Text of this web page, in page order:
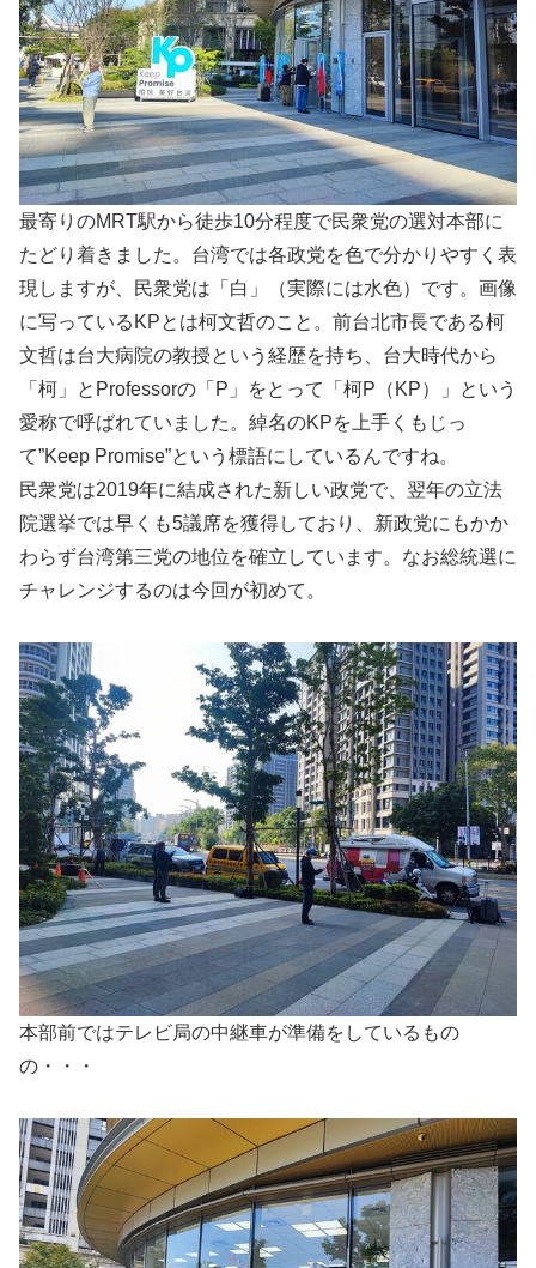
最寄りのMRT駅から徒歩10分程度で民衆党の選対本部に
たどり着きました。台湾では各政党を色で分かりやすく表
現しますが、民衆党は「白」（実際には水色）です。画像
に写っているKPとは柯文哲のこと。前台北市長である柯
文哲は台大病院の教授という経歴を持ち、台大時代から
「柯」とProfessorの「P」をとって「柯P（KP）」という
愛称で呼ばれていました。綽名のKPを上手くもじっ
て”Keep Promise”という標語にしているんですね。
民衆党は2019年に結成された新しい政党で、翌年の立法
院選挙では早くも5議席を獲得しており、新政党にもかか
わらず台湾第三党の地位を確立しています。なお総統選に
チャレンジするのは今回が初めて。
本部前ではテレビ局の中継車が準備をしているもの
の・・・